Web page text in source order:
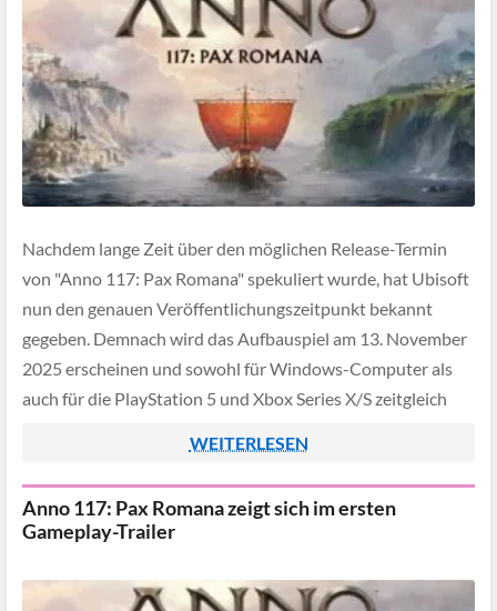
Nachdem lange Zeit über den möglichen Release-Termin
von "Anno 117: Pax Romana" spekuliert wurde, hat Ubisoft
nun den genauen Veröffentlichungszeitpunkt bekannt
gegeben. Demnach wird das Aufbauspiel am 13. November
2025 erscheinen und sowohl für Windows-Computer als
auch für die PlayStation 5 und Xbox Series X/S zeitgleich
WEITERLESEN
Anno 117: Pax Romana zeigt sich im ersten
Gameplay-Trailer